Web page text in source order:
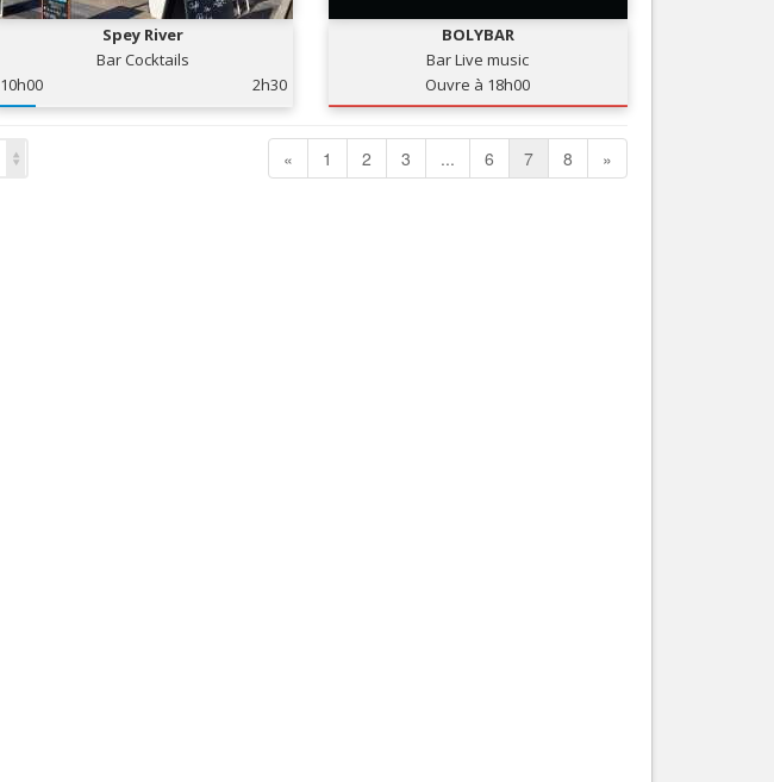
Spey River
Bar Cocktails
10h00
2h30
BOLYBAR
Bar Live music
Ouvre à 18h00
« 1 2 3 ... 6 7 8 »